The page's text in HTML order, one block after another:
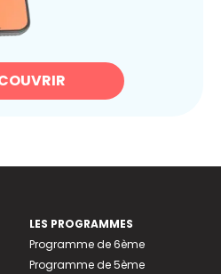
LES PROGRAMMES
Programme de 6ème
Programme de 5ème